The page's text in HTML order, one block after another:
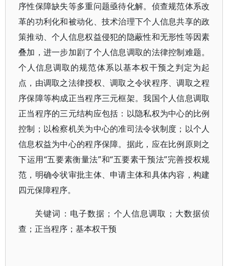
序性保障缺失等多重问题亟待化解。侦查规范体系改
革的功利化和被动化、技术治理下个人信息共享的政
策推动、个人信息权益侵犯的隐蔽性和无形性等因素
叠加，进一步加剧了个人信息调取的法律控制难题。
个人信息调取的规范体系以基本权干预之判定为起
点，由调取之法律授权、调取之令状程序、调取之程
序保障等构成正当程序三元框架。我国个人信息调取
正当程序的三元结构应包括：以隐私权为中心的比例
控制；以检察机关为中心的准司法令状制度；以个人
信息权益为中心的程序保障。据此，应在比例原则之
下运用“五要素衡量法”和“五要素干预法”完善授权规
范，明确令状审批主体、申请主体和具体内容，构建
四元保障程序。
关键词：电子数据；个人信息调取；大数据侦
查；正当程序；基本权干预